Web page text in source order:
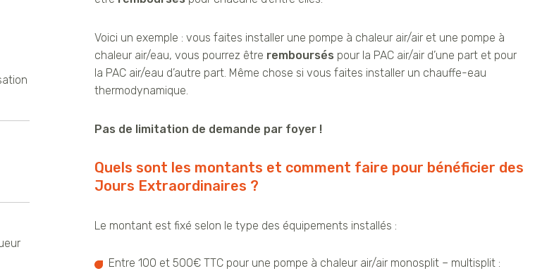
Voici un exemple : vous faites installer une pompe à chaleur air/air et une pompe à
chaleur air/eau, vous pourrez être remboursés pour la PAC air/air d’une part et pour
la PAC air/eau d’autre part. Même chose si vous faites installer un chauffe-eau
thermodynamique.
Pas de limitation de demande par foyer !
Quels sont les montants et comment faire pour bénéficier des
Jours Extraordinaires ?
Le montant est fixé selon le type des équipements installés :
Entre 100 et 500€ TTC pour une pompe à chaleur air/air monosplit – multisplit :